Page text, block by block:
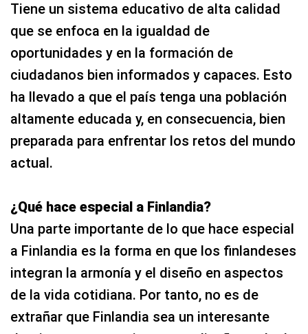
Tiene un sistema educativo de alta calidad
que se enfoca en la igualdad de
oportunidades y en la formación de
ciudadanos bien informados y capaces. Esto
ha llevado a que el país tenga una población
altamente educada y, en consecuencia, bien
preparada para enfrentar los retos del mundo
actual.
¿Qué hace especial a Finlandia?
Una parte importante de lo que hace especial
a Finlandia es la forma en que los finlandeses
integran la armonía y el diseño en aspectos
de la vida cotidiana. Por tanto, no es de
extrañar que Finlandia sea un interesante